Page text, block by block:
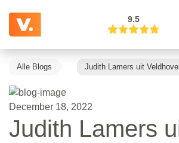
9.5
Alle Blogs Judith Lamers uit
December 18, 2022
Judith Lamers